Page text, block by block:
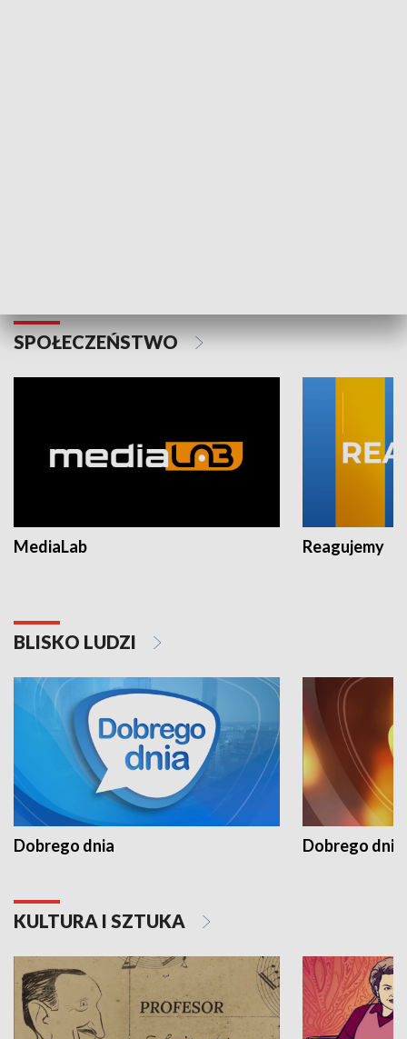
SPOŁECZEŃSTWO
MediaLab Reagujemy
BLISKO LUDZI
Dobrego dnia Dobrego dnia
KULTURA I SZTUKA